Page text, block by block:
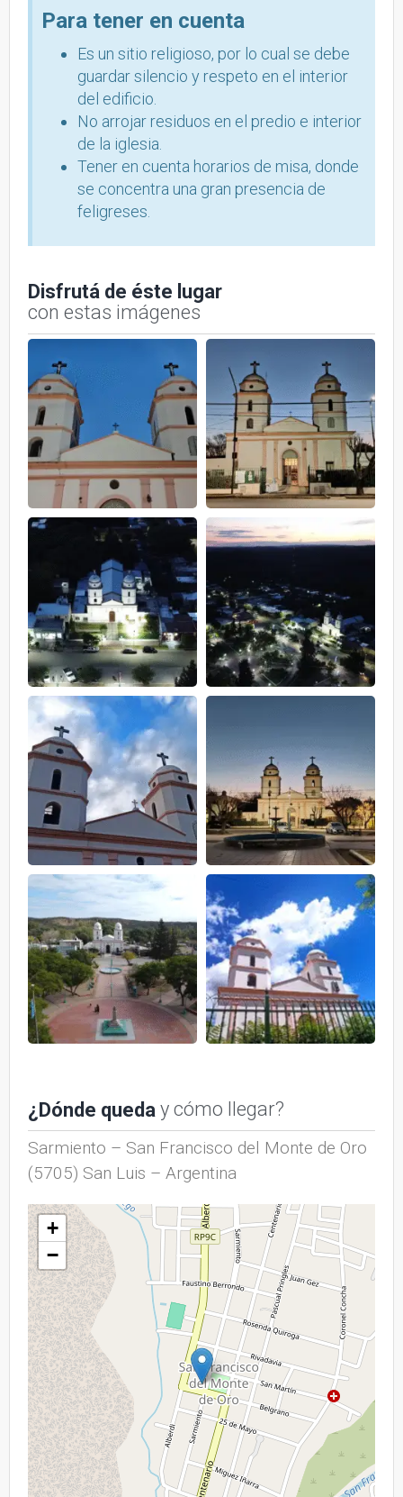
Para tener en cuenta
Es un sitio religioso, por lo cual se debe
guardar silencio y respeto en el interior
del edificio.
No arrojar residuos en el predio e interior
de la iglesia.
Tener en cuenta horarios de misa, donde
se concentra una gran presencia de
feligreses.
Disfrutá de éste lugar
con estas imágenes
¿Dónde queda y cómo llegar?
Sarmiento – San Francisco del Monte de Oro
(5705) San Luis – Argentina
+
−